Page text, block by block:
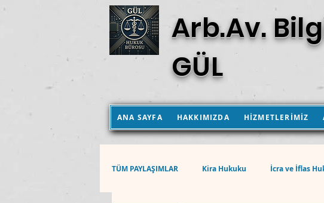
Arb.Av.
GÜL
ANA SAYFA HAKKIMIZDA HİZMETLERİMİZ
TÜM PAYLAŞIMLAR Kira Hukuku İcra ve İflas